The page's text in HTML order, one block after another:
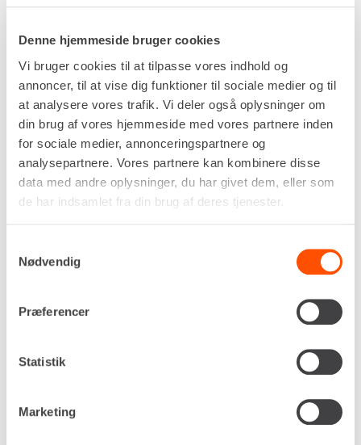
Denne hjemmeside bruger cookies
Vi bruger cookies til at tilpasse vores indhold og
annoncer, til at vise dig funktioner til sociale medier og til
at analysere vores trafik. Vi deler også oplysninger om
din brug af vores hjemmeside med vores partnere inden
for sociale medier, annonceringspartnere og
analysepartnere. Vores partnere kan kombinere disse
data med andre oplysninger, du har givet dem, eller som
de har indsamlet fra din brug af deres tjenester.
Nødvendig
Præferencer
Statistik
Marketing
Drivkraft
Benzin
Centrifugalkraft, maks.
13 kN
Hastighed, maks.
25 m/min
Pladestørrelse (L x B)
93,0 kg
Ekskl. moms
LEJ NU